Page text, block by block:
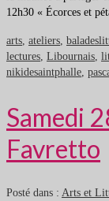
12h30 « Écorces et
arts, ateliers,
lectures, Libournais,
nikidesaintphalle,
Samedi
Favretto
Posté dans : Arts et